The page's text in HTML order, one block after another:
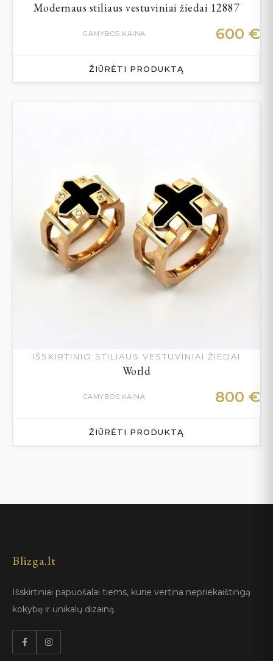
Modernaus stiliaus vestuviniai žiedai 12887
GAMYBOS KAINA 600 €
ŽIŪRĖTI PRODUKTĄ
IŠSKIRTINIO STILIAUS VESTUVINIAI ŽIEDAI
World
GAMYBOS KAINA 800 €
ŽIŪRĖTI PRODUKTĄ
Blizga.lt
Išskirtiniai papuošalai tiems, kurie vertina nepriekaištingą
kokybę ir unikalų dizainą.